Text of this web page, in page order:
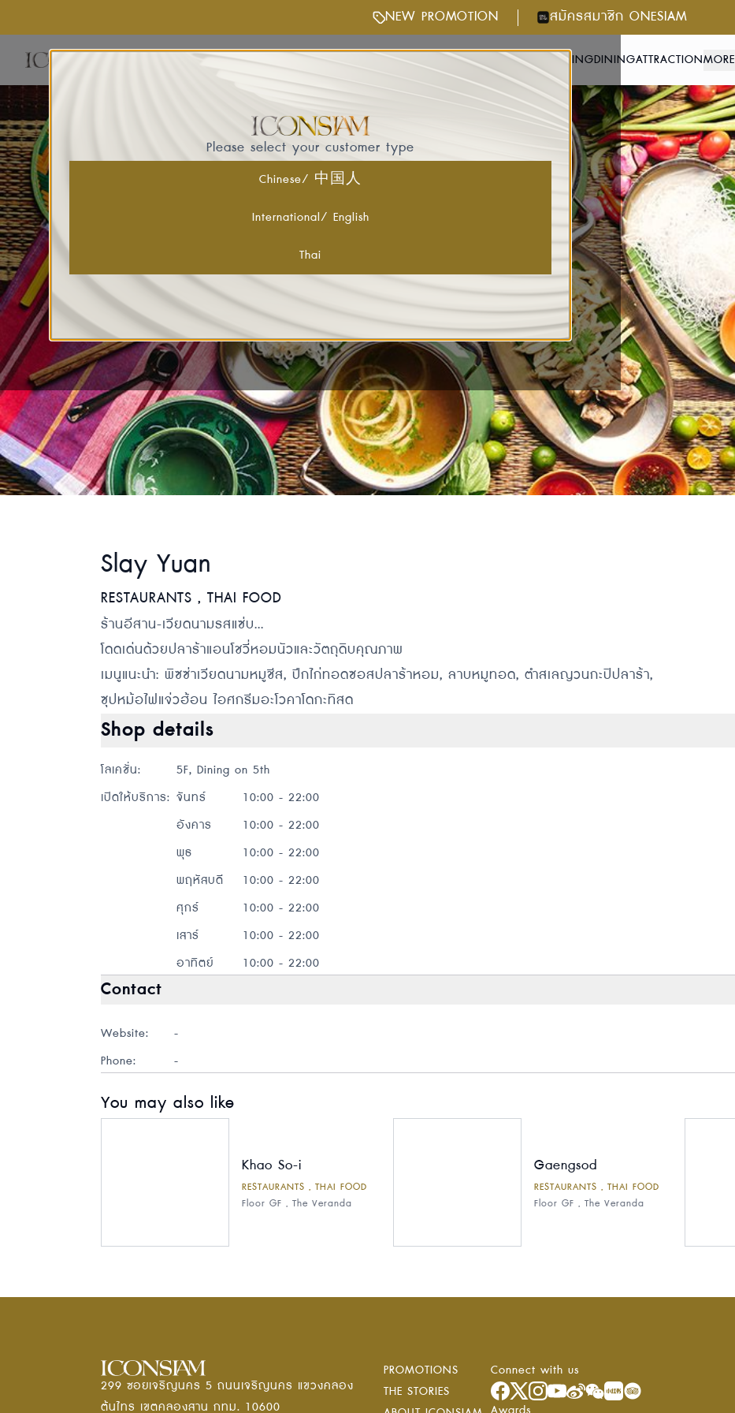
NEW PROMOTION สมัครสมาชิก ONESIAM
EVENTS & ACTIVITIES GETTING HERE SHOPPINGDININGATTRACTIONMORE
Slay Yuan
RESTAURANTS , THAI FOOD
ร้านอีสาน-เวียดนามรสแซ่บ...
โดดเด่นด้วยปลาร้าแอนโชวี่หอมนัวและวัตถุดิบคุณภาพ
เมนูแนะนำ: พิซซ่าเวียดนามหมูชีส, ปีกไก่ทอดซอสปลาร้าหอม, ลาบหมูทอด, ตำสเลญวนกะปิปลาร้า,
ซุปหม้อไฟแจ่วฮ้อน ไอศกรีมอะโวคาโดกะทิสด
Shop details
โลเคชั่น:
5F, Dining on 5th
เปิดให้บริการ: จันทร์
10:00 - 22:00
อังคาร
10:00 - 22:00
พุธ
10:00 - 22:00
พฤหัสบดี
10:00 - 22:00
ศุกร์
10:00 - 22:00
เสาร์
10:00 - 22:00
อาทิตย์
10:00 - 22:00
Contact
Website:
-
Phone:
-
You may also like
Khao So-i
RESTAURANTS , THAI FOOD
Floor GF , The Veranda
Gaengsod
RESTAURANTS , THAI FOOD
Floor GF , The Veranda
299 ซอยเจริญนคร 5 ถนนเจริญนคร แขวงคลอง
ต้นไทร เขตคลองสาน กทม. 10600
PROMOTIONS
THE STORIES
Connect with us
Please select your customer type
Chinese/ 中国人
International/ English
Thai